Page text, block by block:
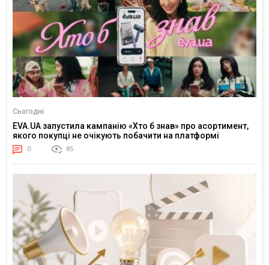
Сьогодні
EVA.UA запустила кампанію «Хто б знав» про асортимент,
якого покупці не очікують побачити на платформі
0 85